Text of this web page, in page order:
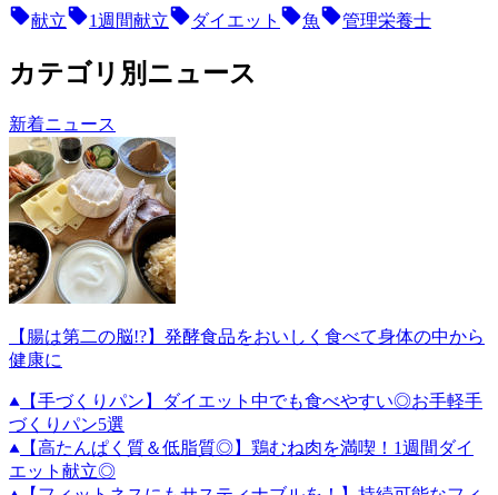
献立 1週間献立 ダイエット 魚 管理栄養士
カテゴリ別ニュース
新着ニュース
【腸は第二の脳!?】発酵食品をおいしく食べて身体の中から
健康に
【手づくりパン】ダイエット中でも食べやすい◎お手軽手
づくりパン5選
【高たんぱく質＆低脂質◎】鶏むね肉を満喫！1週間ダイ
エット献立◎